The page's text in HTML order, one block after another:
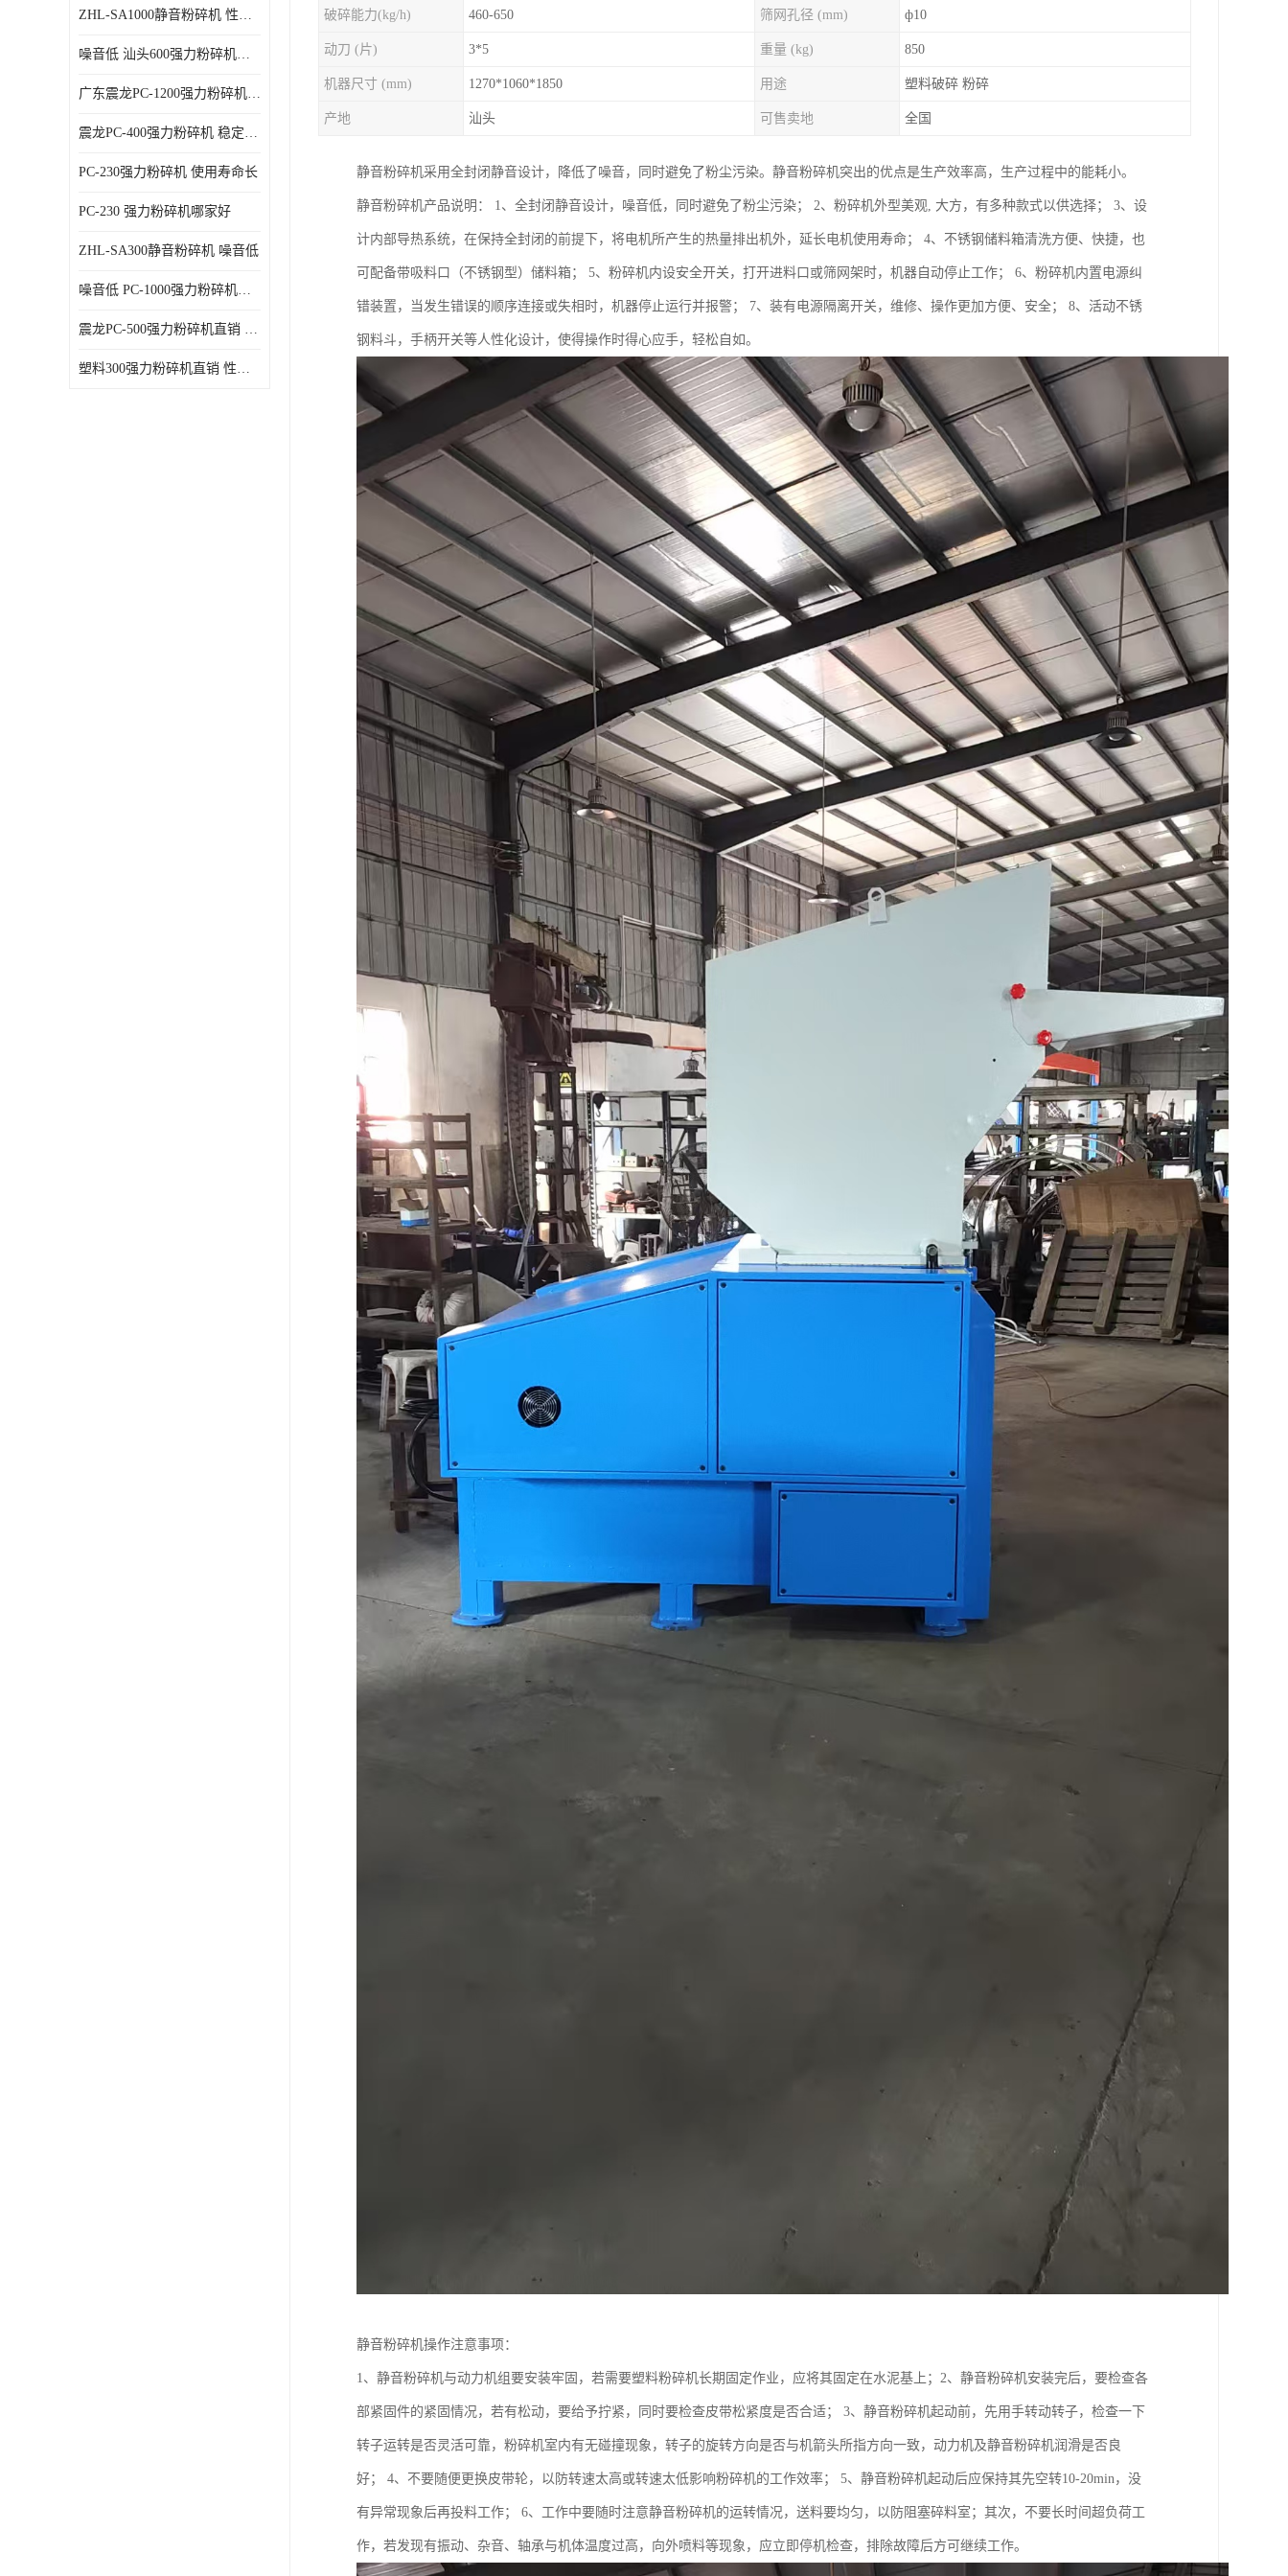
ZHL-SA1000静音粉碎机 性能稳定
噪音低 汕头600强力粉碎机直供
广东震龙PC-1200强力粉碎机 物超所值
震龙PC-400强力粉碎机 稳定性好
PC-230强力粉碎机 使用寿命长
PC-230 强力粉碎机哪家好
ZHL-SA300静音粉碎机 噪音低
噪音低 PC-1000强力粉碎机直供
震龙PC-500强力粉碎机直销 性价比高
塑料300强力粉碎机直销 性价比高
破碎能力(kg/h) 460-650 筛网孔径 (mm) ф10
动刀 (片) 3*5 重量 (kg) 850
机器尺寸 (mm) 1270*1060*1850 用途 塑料破碎 粉碎
产地 汕头 可售卖地 全国
静音粉碎机采用全封闭静音设计，降低了噪音，同时避免了粉尘污染。静音粉碎机突出的优点是生产效率高，生产过程中的能耗小。
静音粉碎机产品说明： 1、全封闭静音设计，噪音低，同时避免了粉尘污染； 2、粉碎机外型美观, 大方，有多种款式以供选择； 3、设
计内部导热系统，在保持全封闭的前提下，将电机所产生的热量排出机外，延长电机使用寿命； 4、不锈钢储料箱清洗方便、快捷，也
可配备带吸料口（不锈钢型）储料箱； 5、粉碎机内设安全开关，打开进料口或筛网架时，机器自动停止工作； 6、粉碎机内置电源纠
错装置，当发生错误的顺序连接或失相时，机器停止运行并报警； 7、装有电源隔离开关，维修、操作更加方便、安全； 8、活动不锈
钢料斗，手柄开关等人性化设计，使得操作时得心应手，轻松自如。
静音粉碎机操作注意事项：
1、静音粉碎机与动力机组要安装牢固，若需要塑料粉碎机长期固定作业，应将其固定在水泥基上；2、静音粉碎机安装完后，要检查各
部紧固件的紧固情况，若有松动，要给予拧紧，同时要检查皮带松紧度是否合适； 3、静音粉碎机起动前，先用手转动转子，检查一下
转子运转是否灵活可靠，粉碎机室内有无碰撞现象，转子的旋转方向是否与机箭头所指方向一致，动力机及静音粉碎机润滑是否良
好； 4、不要随便更换皮带轮，以防转速太高或转速太低影响粉碎机的工作效率； 5、静音粉碎机起动后应保持其先空转10-20min，没
有异常现象后再投料工作； 6、工作中要随时注意静音粉碎机的运转情况，送料要均匀，以防阻塞碎料室；其次，不要长时间超负荷工
作，若发现有振动、杂音、轴承与机体温度过高，向外喷料等现象，应立即停机检查，排除故障后方可继续工作。